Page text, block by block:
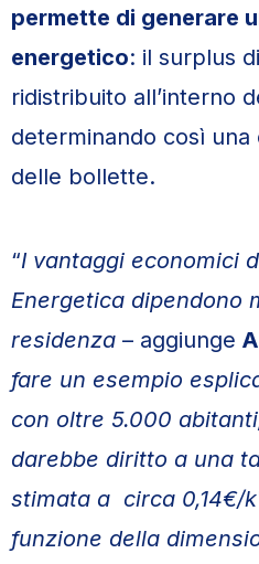
permette di generare
energetico: il surplus
ridistribuito all’interno
determinando così
delle bollette.
“I vantaggi economici
Energetica dipendono
residenza – aggiunge
fare un esempio
con oltre 5.000
darebbe diritto a una
stimata a circa 0,14€/
funzione della